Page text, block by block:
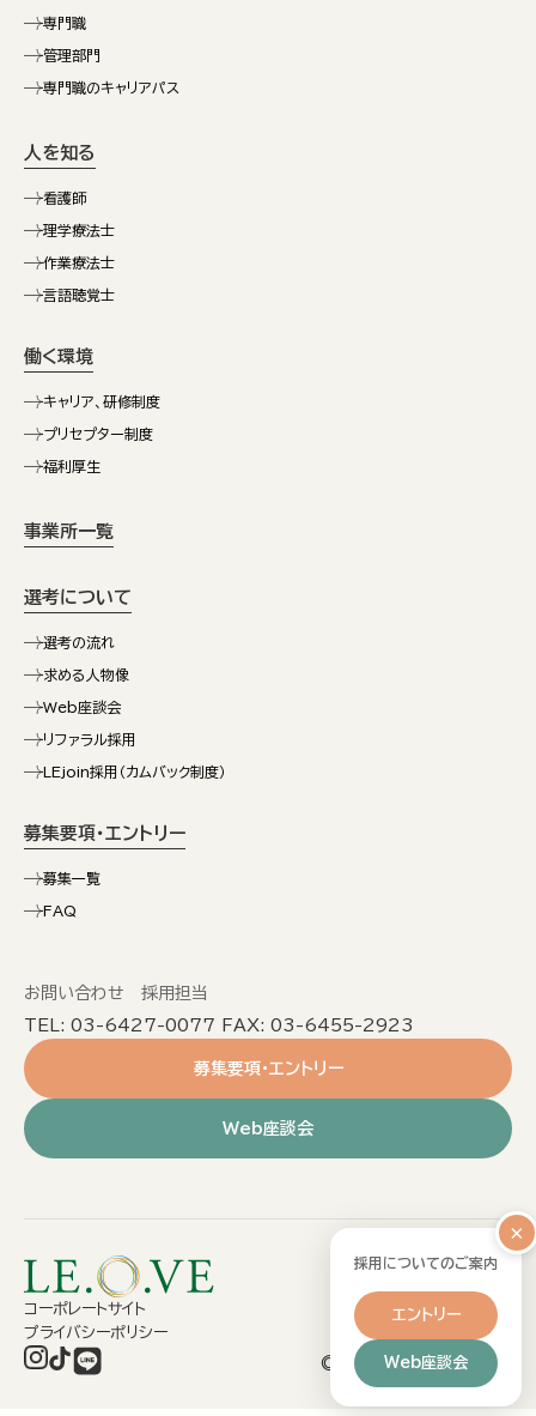
専門職
管理部門
専門職のキャリアパス
人を知る
看護師
理学療法士
作業療法士
言語聴覚士
働く環境
キャリア、研修制度
プリセプター制度
福利厚生
事業所一覧
選考について
選考の流れ
求める人物像
Web座談会
リファラル採用
LEjoin採用（カムバック制度）
募集要項・エントリー
募集一覧
FAQ
お問い合わせ 採用担当
TEL: 03-6427-0077 FAX: 03-6455-2923
募集要項・エントリー
Web座談会
コーポレートサイト
プライバシーポリシー
©2026 LE.O.VE Co.Ltd
×
採用についてのご案内
エントリー
Web座談会